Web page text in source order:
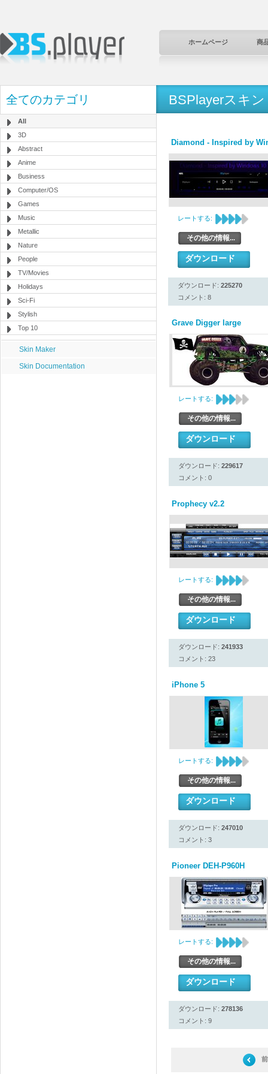
ホームページ 商
全てのカテゴリ
All
3D
Abstract
Anime
Business
Computer/OS
Games
Music
Metallic
Nature
People
TV/Movies
Holidays
Sci-Fi
Stylish
Top 10
Skin Maker
Skin Documentation
BSPlayerスキン
Diamond - Inspired by
レートする:
その他の情報...
ダウンロード
ダウンロード: 225270
コメント: 8
Grave Digger large
レートする:
その他の情報...
ダウンロード
ダウンロード: 229617
コメント: 0
Prophecy v2.2
レートする:
その他の情報...
ダウンロード
ダウンロード: 241933
コメント: 23
iPhone 5
レートする:
その他の情報...
ダウンロード
ダウンロード: 247010
コメント: 3
Pioneer DEH-P960H
レートする:
その他の情報...
ダウンロード
ダウンロード: 278136
コメント: 9